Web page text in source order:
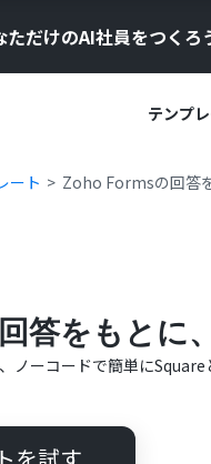
だけのAI社員をつくろ
テンプ
ート Zoho Formsの回答
答をもとに
ノーコードで簡単にSquare